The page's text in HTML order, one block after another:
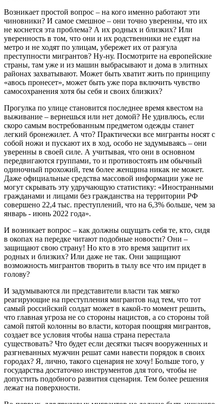
Возникает простой вопрос – на кого именно работают эти
чиновники? И самое смешное – они точно уверенны, что их
не коснется эта проблема? А их родных и близких? Или
уверенность в том, что они и их родственники не ездят на
метро и не ходят по улицам, убережет их от разгула
преступности мигрантов? Ну-ну. Посмотрите на европейские
страны, там уже и из машин выбрасывают и дома в элитных
районах захватывают. Может быть хватит жить по принципу
«авось пронесет», может быть уже пора включить чувство
самосохранения хотя бы себя и своих близких?
Прогулка по улице становится последнее время квестом на
выживание – вернешься или нет домой? Не удивлюсь, если
скоро самым востребованным предметом одежды станет
легкий бронежилет. А что? Практически все мигранты носят с
собой ножи и пускают их в ход, особо не задумываясь – они
уверенны в своей силе. А учитывая, что они в основном
передвигаются группами, то и противостоять им обычный
одиночный прохожий, тем более женщина никак не может.
Даже официальные средства массовой информации уже не
могут скрывать эту удручающую статистику: «Иностранными
гражданами и лицами без гражданства на территории РФ
совершено 22,4 тыс. преступлений, что на 6,3% больше, чем за
январь - июнь 2022 года».
И возникает вопрос – как должны ощущать себя те, кто, сидя
в окопах на передке читают подобные новости? Они –
защищают свою страну! Но кто в это время защитит их
родных и близких? Или даже не так. Они защищают
возможность мигрантов творить в тылу все что им придет в
голову?
И задумываются ли представители власти так мягко
реагирующие на преступления мигрантов над тем, что тот
самый российский солдат может в какой-то момент решить,
что главная угроза не со стороны нацистов, а со стороны той
самой пятой колонны во власти, которая поощряя мигрантов,
создает все условия чтобы наша страна перестала
существовать? Что будет если десятки тысяч вооруженных и
разгневанных мужчин решат сами навести порядок в своих
городах? Я, лично, такого сценария не хочу! Больше того, у
государства достаточно инструментов для того, чтобы не
допустить подобного развития сценария. Тем более решения
лежат на поверхности.